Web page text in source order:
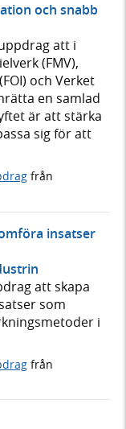
och snabb
att i
(FMV),
och Verket
en samlad
är att stärka
sig för att
från
insatser
att skapa
som
i
från